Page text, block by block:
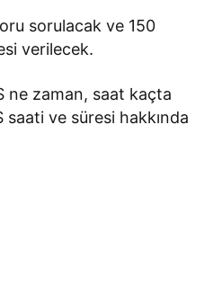
sorulacak ve 150
verilecek.
ne zaman, saat kaçta
saati ve süresi hakkında